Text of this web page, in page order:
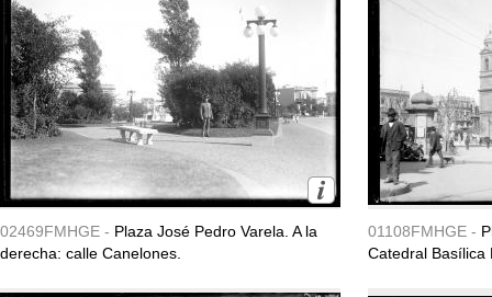
02469FMHGE - Plaza José Pedro Varela. A la
derecha: calle Canelones.
01108FMHGE -
Catedral Basílica